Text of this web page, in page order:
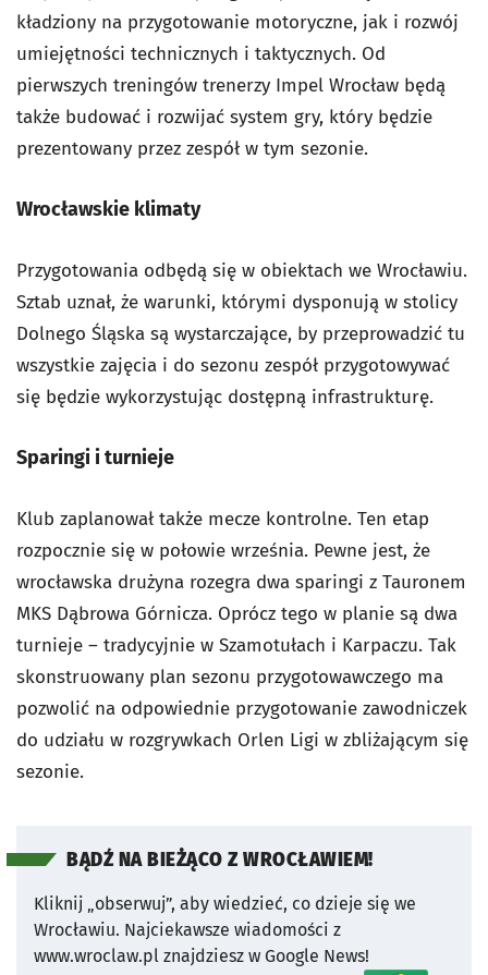
kładziony na przygotowanie motoryczne, jak i rozwój
umiejętności technicznych i taktycznych. Od
pierwszych treningów trenerzy Impel Wrocław będą
także budować i rozwijać system gry, który będzie
prezentowany przez zespół w tym sezonie.
Wrocławskie klimaty
Przygotowania odbędą się w obiektach we Wrocławiu.
Sztab uznał, że warunki, którymi dysponują w stolicy
Dolnego Śląska są wystarczające, by przeprowadzić tu
wszystkie zajęcia i do sezonu zespół przygotowywać
się będzie wykorzystując dostępną infrastrukturę.
Sparingi i turnieje
Klub zaplanował także mecze kontrolne. Ten etap
rozpocznie się w połowie września. Pewne jest, że
wrocławska drużyna rozegra dwa sparingi z Tauronem
MKS Dąbrowa Górnicza. Oprócz tego w planie są dwa
turnieje – tradycyjnie w Szamotułach i Karpaczu. Tak
skonstruowany plan sezonu przygotowawczego ma
pozwolić na odpowiednie przygotowanie zawodniczek
do udziału w rozgrywkach Orlen Ligi w zbliżającym się
sezonie.
BĄDŹ NA BIEŻĄCO Z WROCŁAWIEM!
Kliknij „obserwuj”, aby wiedzieć, co dzieje się we
Wrocławiu. Najciekawsze wiadomości z
www.wroclaw.pl znajdziesz w Google News!